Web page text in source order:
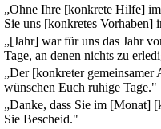
„Ohne Ihre [konkrete Hilfe]
Sie uns [konkretes Vorhaben]
„[Jahr] war für uns das Jahr
Tage, an denen nichts zu
„Der [konkreter gemeinsamer
wünschen Euch ruhige Tage."
„Danke, dass Sie im [Monat]
Sie Bescheid."